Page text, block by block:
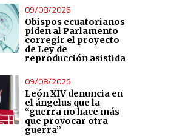
09/08/2026
Obispos ecuatorianos
piden al Parlamento
corregir el proyecto
de Ley de
reproducción asistida
09/08/2026
León XIV denuncia en
el ángelus que la
“guerra no hace más
que provocar otra
guerra”